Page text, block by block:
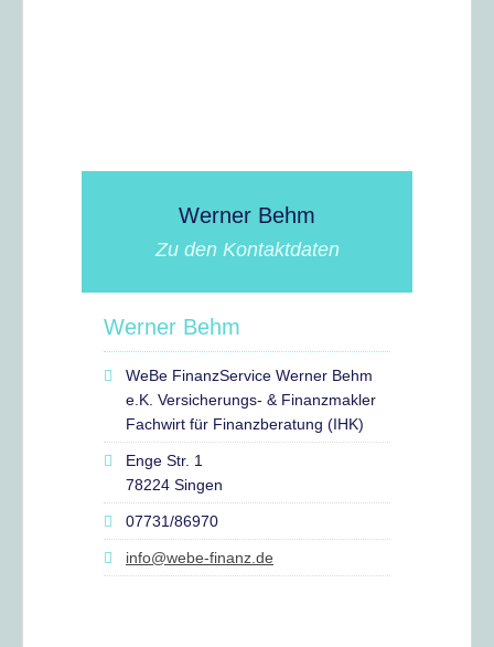
Werner Behm
Zu den Kontaktdaten
Werner Behm
WeBe FinanzService Werner Behm
e.K. Versicherungs- & Finanzmakler
Fachwirt für Finanzberatung (IHK)
Enge Str. 1
78224 Singen
07731/86970
info@webe-finanz.de